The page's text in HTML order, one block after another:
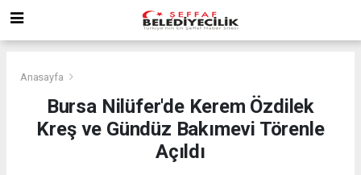
Anasayfa
Bursa Nilüfer'de Kerem Özdilek
Kreş ve Gündüz Bakımevi Törenle
Açıldı